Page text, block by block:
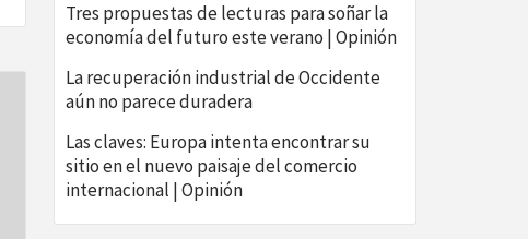
Tres propuestas de lecturas para soñar la
economía del futuro este verano | Opinión
La recuperación industrial de Occidente
aún no parece duradera
Las claves: Europa intenta encontrar su
sitio en el nuevo paisaje del comercio
internacional | Opinión